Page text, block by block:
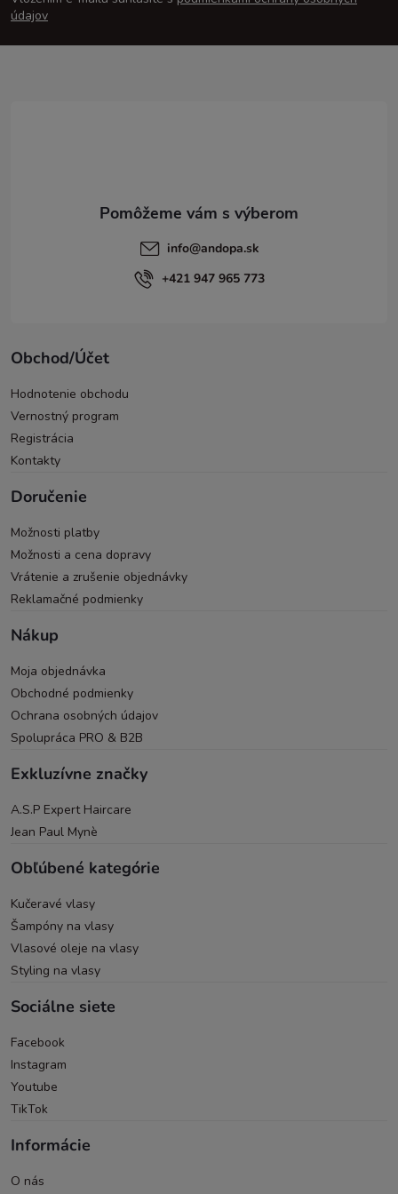
púdajov
info@andopa.sk
+421 947 965 773
Obchod/Účet
Hodnotenie obchodu
Vernostný program
Registrácia
Kontakty
Doručenie
Možnosti platby
Možnosti a cena dopravy
Vrátenie a zrušenie objednávky
Reklamačné podmienky
Nákup
Moja objednávka
Obchodné podmienky
Ochrana osobných údajov
Spolupráca PRO & B2B
Exkluzívne značky
A.S.P Expert Haircare
Jean Paul Mynè
Obľúbené kategórie
Kučeravé vlasy
Šampóny na vlasy
Vlasové oleje na vlasy
Styling na vlasy
Sociálne siete
Facebook
Instagram
Youtube
TikTok
Informácie
O nás